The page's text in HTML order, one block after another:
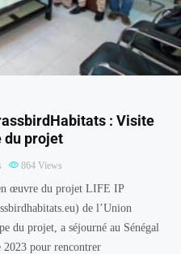
: Visite
du projet
864 Views
œuvre du projet LIFE IP
de l’Union
du projet, a séjourné au Sénégal
2023 pour rencontrer